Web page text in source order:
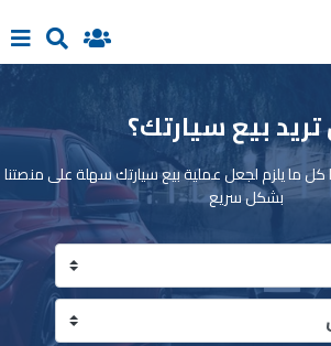
بيع سيارتك؟
كل ما يلزم لجعل عملية بيع سيارتك سهلة على منصتنا
بشكل سريع